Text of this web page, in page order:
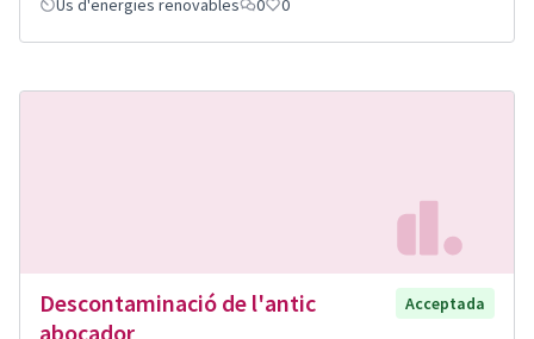
Ús d'energies renovables
0 0
Descontaminació de l'antic
abocador
Acceptada